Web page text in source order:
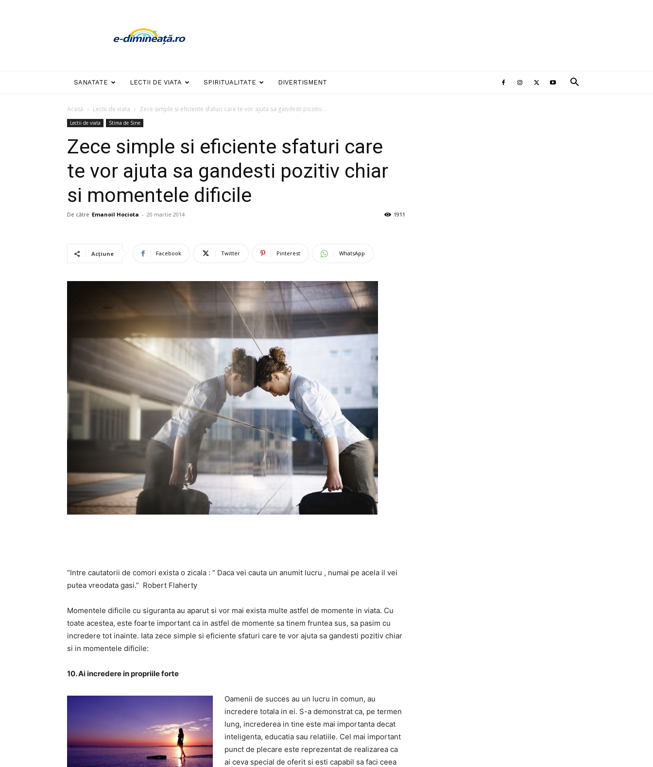
dimineata
SANATATE LECTII DE VIATA SPIRITUALITATE DIVERTISMENT
Acasă Lectii de viata Zece simple si eficiente sfaturi care te vor ajuta sa gandesti pozitiv...
Lectii de viata Stima de Sine
Zece simple si eficiente sfaturi care
te vor ajuta sa gandesti pozitiv chiar
si momentele dificile
De către Emanoil Hociota - 20 martie 2014 1911
Acțiune Facebook Twitter Pinterest WhatsApp
“Intre cautatorii de comori exista o zicala : “ Daca vei cauta un anumit lucru , numai pe acela il vei
putea vreodata gasi.” Robert Flaherty
Momentele dificile cu siguranta au aparut si vor mai exista multe astfel de momente in viata. Cu
toate acestea, este foarte important ca in astfel de momente sa tinem fruntea sus, sa pasim cu
incredere tot inainte. Iata zece simple si eficiente sfaturi care te vor ajuta sa gandesti pozitiv chiar
si in momentele dificile:
10. Ai incredere in propriile forte
Oamenii de succes au un lucru in comun, au
incredere totala in ei. S-a demonstrat ca, pe termen
lung, increderea in tine este mai importanta decat
inteligenta, educatia sau relatiile. Cel mai important
punct de plecare este reprezentat de realizarea ca
ai ceva special de oferit si esti capabil sa faci ceea